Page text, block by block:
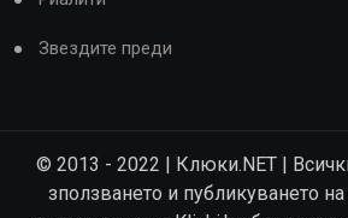
Звездите преди
© 2013 - 2022 | Клюки.NET |
зползването и публикуването